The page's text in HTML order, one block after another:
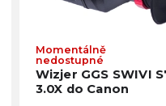
produktu
Wizjer GGS SWIVI
3.0X do Canon
Momentálně
nedostupné